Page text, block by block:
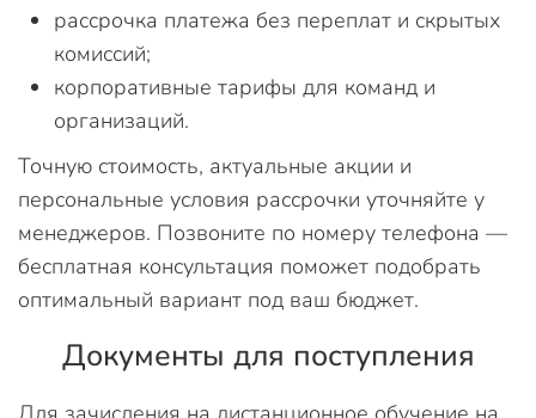
рассрочка платежа без переплат и скрытых
комиссий;
корпоративные тарифы для команд и
организаций.
Точную стоимость, актуальные акции и
персональные условия рассрочки уточняйте у
менеджеров. Позвоните по номеру телефона —
бесплатная консультация поможет подобрать
оптимальный вариант под ваш бюджет.
Документы для поступления